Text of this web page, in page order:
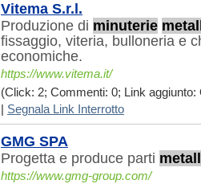
Vitema S.r.l.
Produzione di minuterie
fissaggio, viteria, bulloneria e
economiche.
https://www.vitema.it/
(Click: 2; Commenti: 0; Link aggiunto:
Segnala Link Interrotto
GMG SPA
Progetta e produce parti
https://www.gmg-group.com/